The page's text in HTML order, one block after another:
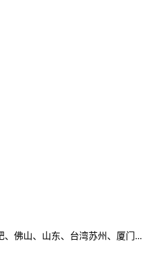
佛山、山东、台湾苏州、厦门...